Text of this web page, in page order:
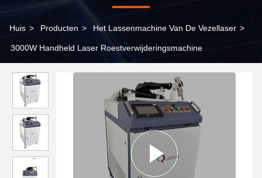
Huis > Producten > Het Lassenmachine Van De Vezellaser >
3000W Handheld Laser Roestverwijderingsmachine